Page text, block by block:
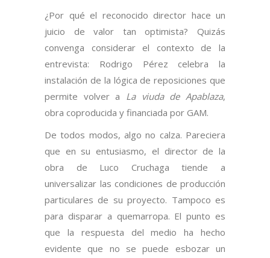
¿Por qué el reconocido director hace un
juicio de valor tan optimista? Quizás
convenga considerar el contexto de la
entrevista: Rodrigo Pérez celebra la
instalación de la lógica de reposiciones que
permite volver a La viuda de Apablaza,
obra coproducida y financiada por GAM.
De todos modos, algo no calza. Pareciera
que en su entusiasmo, el director de la
obra de Luco Cruchaga tiende a
universalizar las condiciones de producción
particulares de su proyecto. Tampoco es
para disparar a quemarropa. El punto es
que la respuesta del medio ha hecho
evidente que no se puede esbozar un